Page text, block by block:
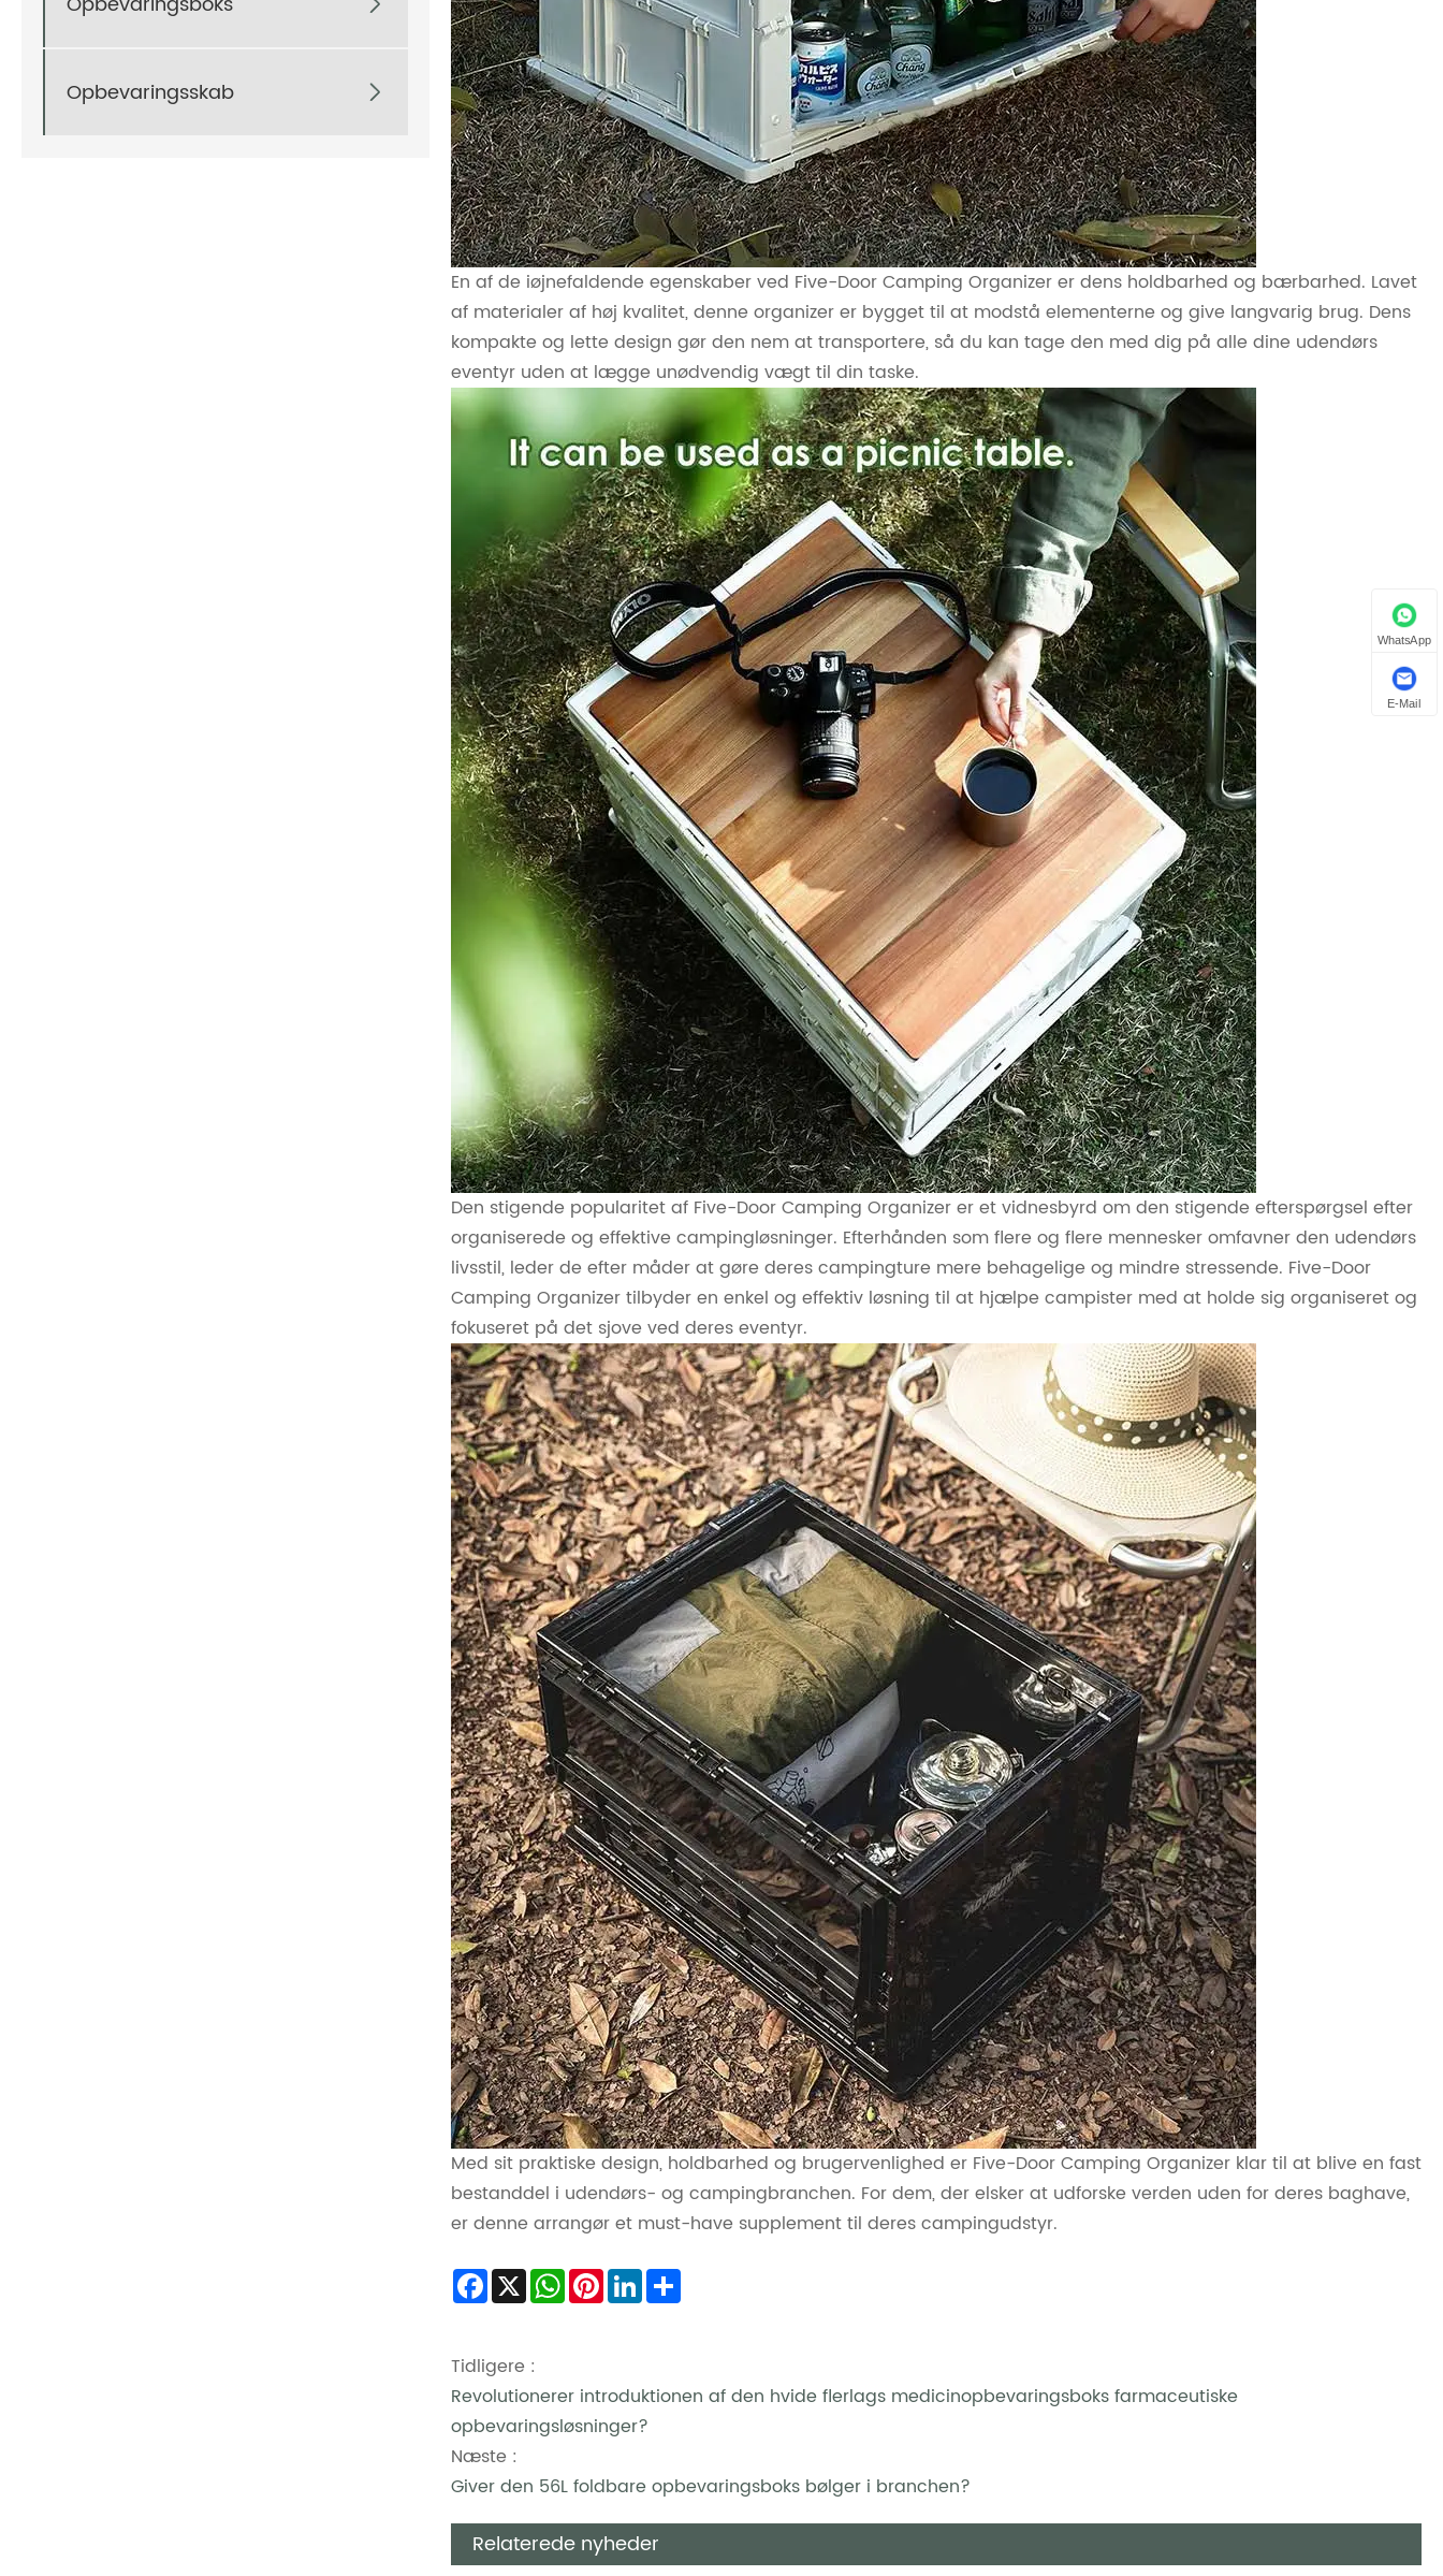
Opbevaringsskab 
En af de iøjnefaldende egenskaber ved Five-Door Camping Organizer er dens holdbarhed og bærbarhed. Lavet
af materialer af høj kvalitet, denne organizer er bygget til at modstå elementerne og give langvarig brug. Dens
kompakte og lette design gør den nem at transportere, så du kan tage den med dig på alle dine udendørs
eventyr uden at lægge unødvendig vægt til din taske.
Den stigende popularitet af Five-Door Camping Organizer er et vidnesbyrd om den stigende efterspørgsel efter
organiserede og effektive campingløsninger. Efterhånden som flere og flere mennesker omfavner den udendørs
livsstil, leder de efter måder at gøre deres campingture mere behagelige og mindre stressende. Five-Door
Camping Organizer tilbyder en enkel og effektiv løsning til at hjælpe campister med at holde sig organiseret og
fokuseret på det sjove ved deres eventyr.
Med sit praktiske design, holdbarhed og brugervenlighed er Five-Door Camping Organizer klar til at blive en fast
bestanddel i udendørs- og campingbranchen. For dem, der elsker at udforske verden uden for deres baghave,
er denne arrangør et must-have supplement til deres campingudstyr.
Facebook
X WhatsApp
PinterestLinkedIn
Tidligere :
Revolutionerer introduktionen af ​​den hvide flerlags medicinopbevaringsboks farmaceutiske
opbevaringsløsninger?
Næste :
Giver den 56L foldbare opbevaringsboks bølger i branchen?
Relaterede nyheder
WhatsApp
E-Mail